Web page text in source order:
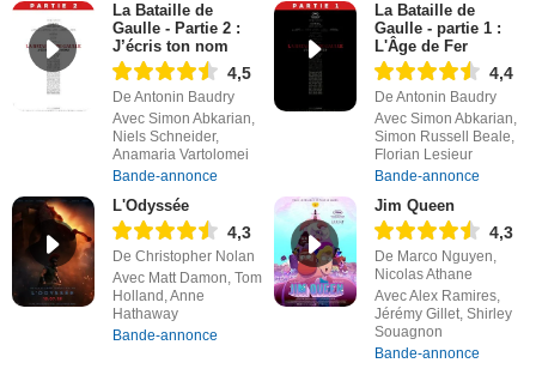
La Bataille de
Gaulle - Partie 2 :
J’écris ton nom
4,5
De Antonin Baudry
Avec Simon Abkarian,
Niels Schneider,
Anamaria Vartolomei
Bande-annonce
La Bataille de
Gaulle - partie 1 :
L'Âge de Fer
4,4
De Antonin Baudry
Avec Simon Abkarian,
Simon Russell Beale,
Florian Lesieur
Bande-annonce
L'Odyssée
4,3
De Christopher Nolan
Avec Matt Damon, Tom
Holland, Anne
Hathaway
Bande-annonce
Jim Queen
4,3
De Marco Nguyen,
Nicolas Athane
Avec Alex Ramires,
Jérémy Gillet, Shirley
Souagnon
Bande-annonce